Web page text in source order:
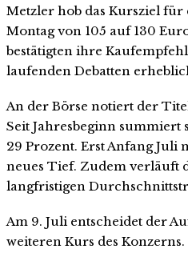
Metzler hob das Kursziel für
Montag von 105 auf 130
bestätigten ihre
laufenden Debatten
An der Börse notiert der
Seit Jahresbeginn
29 Prozent. Erst Anfang Juli
neues Tief. Zudem verläuft
langfristigen
Am 9. Juli entscheidet der
weiteren Kurs des